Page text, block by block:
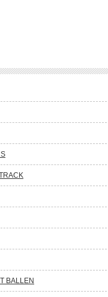
BALLEN